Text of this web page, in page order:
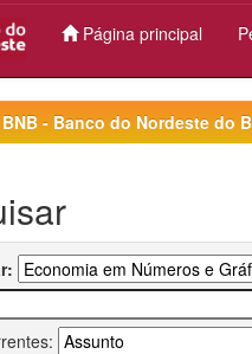
Página principal
BNB - Banco do Nordeste do